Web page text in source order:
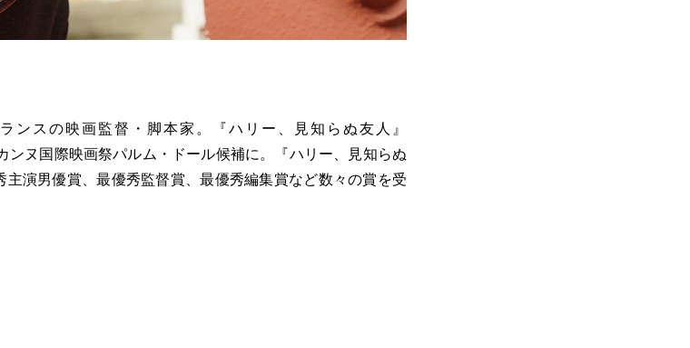
ンスの映画監督・脚本家。『ハリー、見知らぬ友人』
ンヌ国際映画祭パルム・ドール候補に。『ハリー、見知らぬ
演男優賞、最優秀監督賞、最優秀編集賞など数々の賞を受